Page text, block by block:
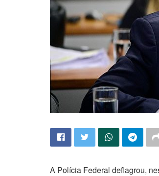
A Polícia Federal deflagrou,